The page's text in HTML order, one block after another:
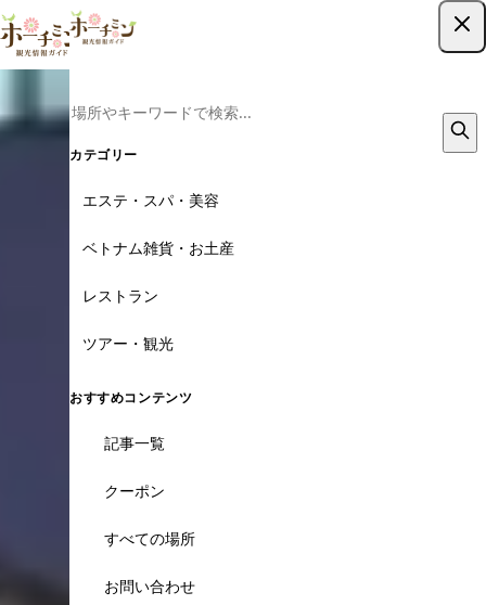
カテゴリー
エステ・スパ・美容
ベトナム雑貨・お土産
レストラン
ツアー・観光
おすすめコンテンツ
記事一覧
クーポン
すべての場所
お問い合わせ